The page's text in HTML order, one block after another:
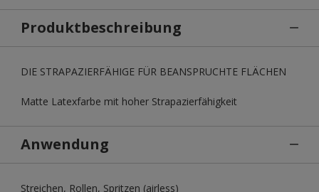
Produktbeschreibung
DIE STRAPAZIERFÄHIGE FÜR BEANSPRUCHTE FLÄCHEN
Matte Latexfarbe mit hoher Strapazierfähigkeit
Anwendung
Streichen, Rollen, Spritzen (airless)